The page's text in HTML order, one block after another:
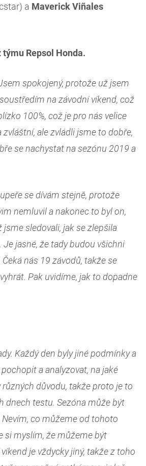
a MaverickViñales
Repsol Honda.
spokojený, protože už jsem
na závodní víkend, což
100%, což je pro nás velice
ale zvládli jsme to dobře,
se nachystat na sezónu 2019 a
se dívám stejně, protože
nemluvil a nakonec to byl on,
sledovali, jak se zlepšila
Je jasné, že tady budou všichni
nás 19 závodů, takže se
Pak uvidíme, jak to dopadne
Každý den byly jiné podmínky a
a analyzovat, na jaké
důvodu, takže proto je to
dnech testu. Sezóna může být
co můžeme od tohoto
si myslím, že můžeme být
je vždycky jiný, takže z toho